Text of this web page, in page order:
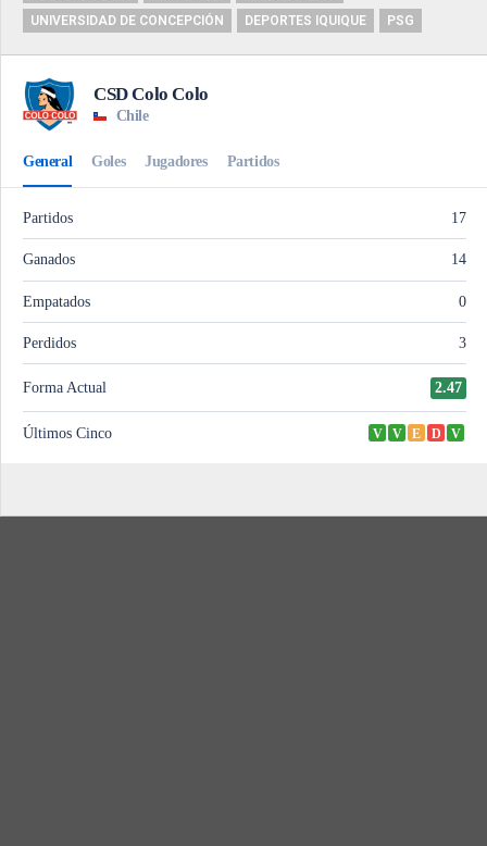
UNIVERSIDAD DE CONCEPCIÓN
DEPORTES IQUIQUE PSG